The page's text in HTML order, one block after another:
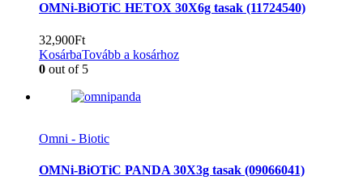
OMNi-BiOTiC HETOX 30X6g tasak (11724540)
32,900Ft
KosárbaTovább a kosárhoz
0 out of 5
Omni - Biotic
OMNi-BiOTiC PANDA 30X3g tasak (09066041)